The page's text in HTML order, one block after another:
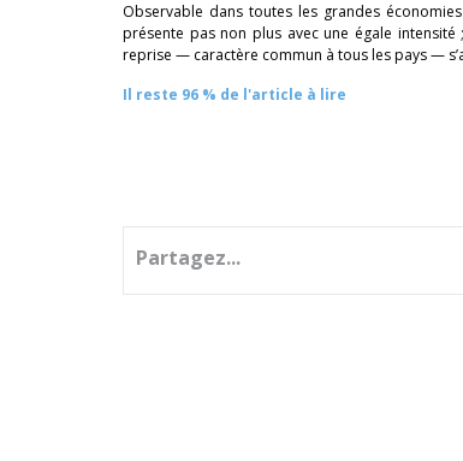
Observable dans toutes les grandes
présente pas non plus avec une égale
reprise — caractère commun à tous les pays —
Il reste 96 % de l'article à lire
Partagez...